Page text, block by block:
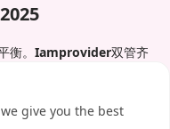
。 Iamprovider双管齐
时曝光。无论品牌、KOL
在数字浪潮中保持领先
give you the best